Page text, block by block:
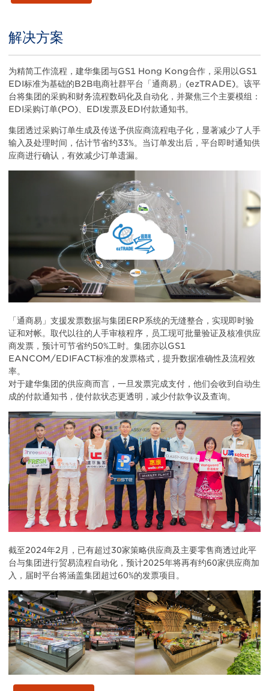
Title
解决方案
Body
为精简工作流程，建华集团与GS1 Hong Kong合作，采用以GS1
EDI标准为基础的B2B电商社群平台「通商易」(ezTRADE)。该平
台将集团的采购和财务流程数码化及自动化，并聚焦三个主要模组：
EDI采购订单(PO)、EDI发票及EDI付款通知书。
集团透过采购订单生成及传送予供应商流程电子化，显著减少了人手
输入及处理时间，估计节省约33%。当订单发出后，平台即时通知供
应商进行确认，有效减少订单遗漏。
「通商易」支援发票数据与集团ERP系统的无缝整合，实现即时验
证和对帐。取代以往的人手审核程序，员工现可批量验证及核准供应
商发票，预计可节省约50%工时。集团亦以GS1
EANCOM/EDIFACT标准的发票格式，提升数据准确性及流程效
率。
对于建华集团的供应商而言，一旦发票完成支付，他们会收到自动生
成的付款通知书，使付款状态更透明，减少付款争议及查询。
截至2024年2月，已有超过30家策略供应商及主要零售商透过此平
台与集团进行贸易流程自动化，预计2025年将再有约60家供应商加
入，届时平台将涵盖集团超过60%的发票项目。